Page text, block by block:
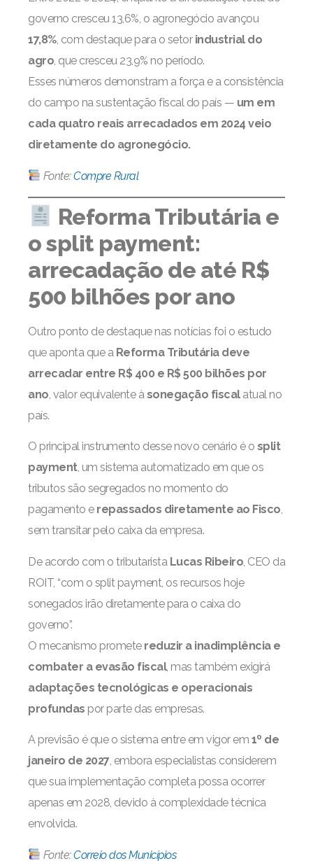
governo cresceu 13,6%, o agronegócio avançou
17,8%, com destaque para o setor industrial do
agro, que cresceu 23,9% no período.
Esses números demonstram a força e a consistência
do campo na sustentação fiscal do país — um em
cada quatro reais arrecadados em 2024 veio
diretamente do agronegócio.
Fonte:Compre Rural
Reforma Tributária e
o split payment:
arrecadação de até R$
500 bilhões por ano
Outro ponto de destaque nas notícias foi o estudo
que aponta que a Reforma Tributária deve
arrecadar entre R$ 400 e R$ 500 bilhões por
ano, valor equivalente àsonegação fiscalatual no
país.
O principal instrumento desse novo cenário é o split
payment, um sistema automatizado em que os
tributos são segregados no momento do
pagamento e repassados diretamente ao Fisco,
sem transitar pelo caixa da empresa.
De acordo com o tributarista Lucas Ribeiro , CEO da
ROIT, “com o split payment, os recursos hoje
sonegados irão diretamente para o caixa do
governo”.
O mecanismo promete reduzir a inadimplência e
combater a evasão fiscal, mas também exigirá
adaptações tecnológicas e operacionais
profundas por parte das empresas.
A previsão é que o sistema entre em vigor em 1º de
janeiro de 2027, embora especialistas considerem
que sua implementação completa possa ocorrer
apenas em 2028, devido à complexidade técnica
envolvida.
Fonte:Correio dos Municípios